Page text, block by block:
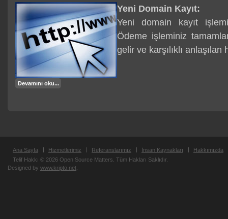
Yeni Domain Kayıt:
Yeni domain kayıt
Ödeme işleminiz
gelir ve karşılıklı
Devamını oku...
Ana Sayfa Hizmetlerimiz Referanslarımız İnsan Kaynakları
Hakkımızda
Telif Hakkı © 2026 Open Source Matters. Tüm Hakları Saklıdır.
Designed by www.kripto.net